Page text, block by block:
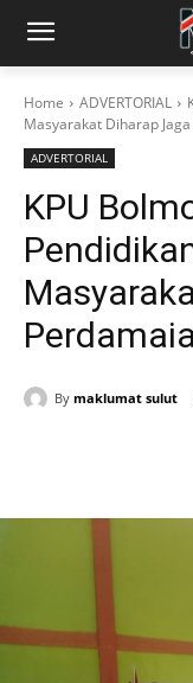
Home ADVERTORIAL
Masyarakat Diharap
ADVERTORIAL
KPU
By maklumat sulut